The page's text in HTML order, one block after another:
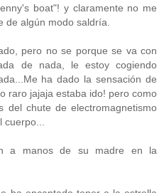
boat"! y claramente no me
de algún modo saldría.
pero no se porque se va con
de nada, le estoy cogiendo
ha dado la sensación de
raro jajaja estaba ido! pero como
del chute de electromagnetismo
a manos de su madre en la